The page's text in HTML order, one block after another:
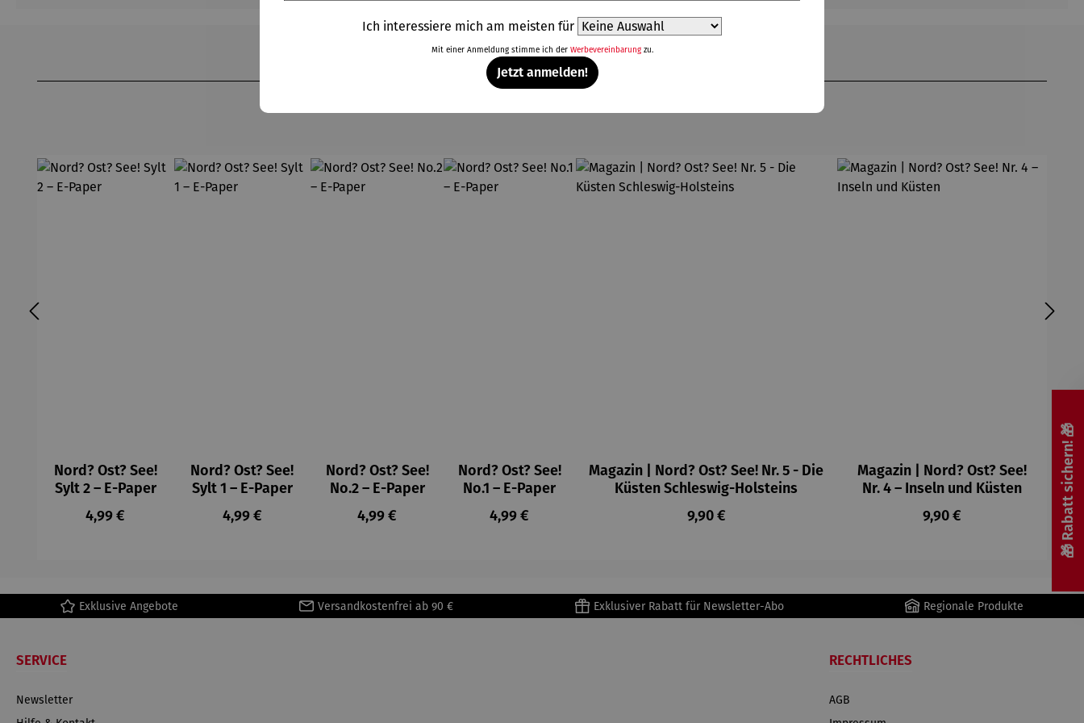
Nord? Ost? See!
Sylt 2 – E-Paper
Regulärer Preis:
4,99 €
Nord? Ost? See!
Sylt 1 – E-Paper
Regulärer Preis:
4,99 €
Nord? Ost? See!
No.2 – E-Paper
Regulärer Preis:
4,99 €
Nord? Ost? See!
No.1 – E-Paper
Regulärer Preis:
4,99 €
Magazin | Nord? Ost? See! Nr. 5 - Die
Küsten Schleswig-Holsteins
Regulärer Preis:
9,90 €
Magazin | Nord? Ost? See!
Nr. 4 – Inseln und Küsten
Regulärer Preis:
9,90 €
Exklusive Angebote Versandkostenfrei ab 90 € Exklusiver Rabatt für Newsletter-Abo Regionale Produkte
SERVICE
Newsletter
RECHTLICHES
AGB
🎁 Rabatt sichern! 🎁
Ich interessiere mich am meisten für
Mit einer Anmeldung stimme ich der Werbevereinbarungzu.
Jetzt anmelden!